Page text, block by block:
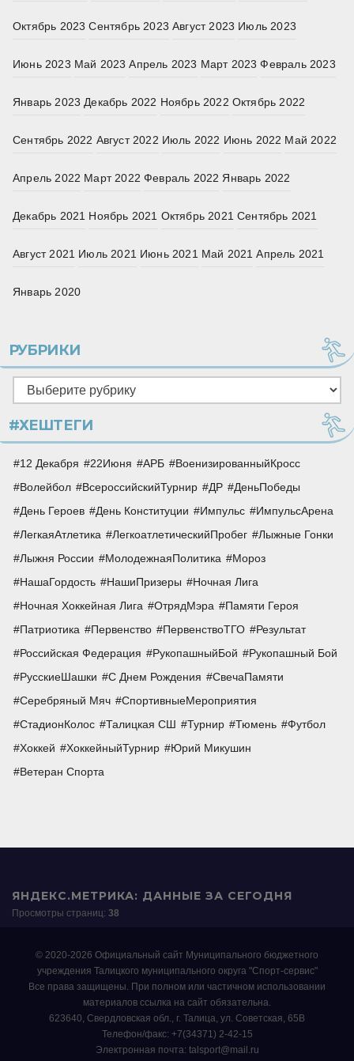
Октябрь 2023 Сентябрь 2023 Август 2023 Июль 2023
Июнь 2023 Май 2023 Апрель 2023 Март 2023 Февраль 2023
Январь 2023 Декабрь 2022 Ноябрь 2022 Октябрь 2022
Сентябрь 2022 Август 2022 Июль 2022 Июнь 2022 Май 2022
Апрель 2022 Март 2022 Февраль 2022 Январь 2022
Декабрь 2021 Ноябрь 2021 Октябрь 2021 Сентябрь 2021
Август 2021 Июль 2021 Июнь 2021 Май 2021 Апрель 2021
Январь 2020
РУБРИКИ
Рубрики
#ХЕШТЕГИ
12 Декабря 22Июня АРБ
ВоенизированныйКросс
Волейбол
ВсероссийскийТурнир ДР
ДеньПобеды
День Героев
День Конституции Импульс
ИмпульсАрена
ЛегкаяАтлетика
ЛегкоатлетическийПробег
Лыжные Гонки
Лыжня России
МолодежнаяПолитика
Мороз
НашаГордость
НашиПризеры
Ночная Лига
Ночная Хоккейная Лига
ОтрядМэра
Памяти Героя
Патриотика
Первенство ПервенствоТГО
Результат
Российская Федерация
РукопашныйБой
Рукопашный Бой
РусскиеШашки
С Днем Рождения
СвечаПамяти
Серебряный Мяч
СпортивныеМероприятия
СтадионКолос
Талицкая СШ Турнир Тюмень
Футбол
Хоккей
ХоккейныйТурнир
Юрий Микушин
Ветеран Спорта
ЯНДЕКС.МЕТРИКА: ДАННЫЕ ЗА СЕГОДНЯ
Просмотры страниц: 38
© 2020-2026 Официальный сайт Муниципального бюджетного
учреждения Талицкого муниципального округа "Спорт-сервис"
Все права защищены. При полном или частичном использовании
материалов ссылка на сайт обязательна.
623640, Свердловская обл., г. Талица, ул. Советская, 65В
Телефон/факс: +7(34371) 2-42-15
Электронная почта: talsport@mail.ru